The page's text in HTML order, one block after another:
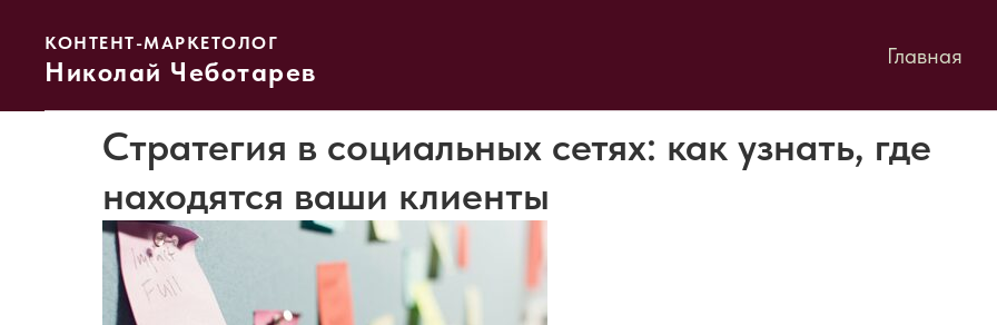
КОНТЕНТ-МАРКЕТОЛОГ
Николай Чеботарев Главная
Стратегия в социальных сетях: как узнать, где
находятся ваши клиенты